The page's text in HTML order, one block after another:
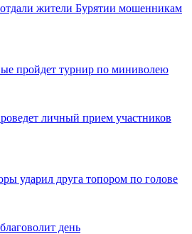
жители Бурятии мошенникам
пройдет турнир по миниволею
личный прием участников
ударил друга топором по голове
день